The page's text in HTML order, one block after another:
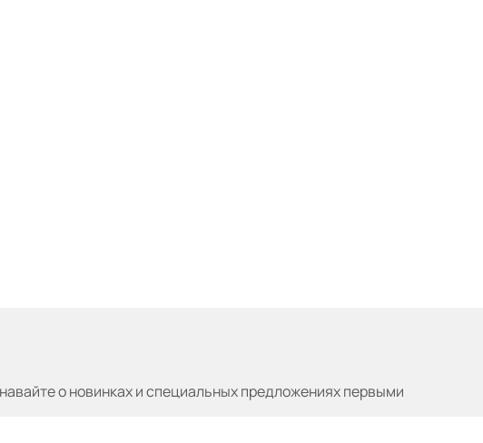
о новинках и специальных предложениях первыми